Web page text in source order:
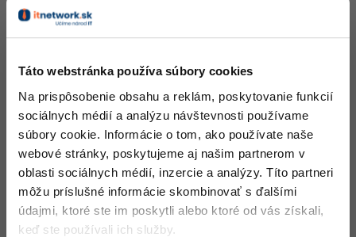
Táto webstránka používa súbory cookies
Na prispôsobenie obsahu a reklám, poskytovanie funkcií
sociálnych médií a analýzu návštevnosti používame
súbory cookie. Informácie o tom, ako používate naše
webové stránky, poskytujeme aj našim partnerom v
oblasti sociálnych médií, inzercie a analýzy. Títo partneri
môžu príslušné informácie skombinovať s ďalšími
údajmi, ktoré ste im poskytli alebo ktoré od vás získali,
keď ste používali ich služby.
Fórum
11:09
Natáli
Růžič
24.5.2024
11:03
Editácia
Natáli
Růžič
ková
23.5.2024
13:41
Editácia
Natáli
Růžič